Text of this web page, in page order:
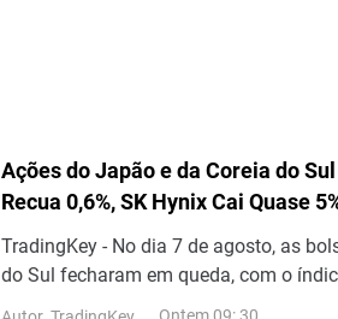
Ações do Japão e da Coreia do
Recua 0,6%, SK Hynix Cai Quase
TradingKey - No dia 7 de agosto, as
do Sul fecharam em queda, com o